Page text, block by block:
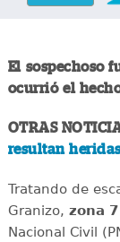
El sospechoso
ocurrió el
OTRAS
resultan
Tratando de
Granizo, zona 7
Nacional Civil